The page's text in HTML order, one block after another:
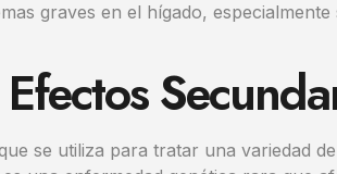
graves en el hígado,
se utiliza para tratar una variedad